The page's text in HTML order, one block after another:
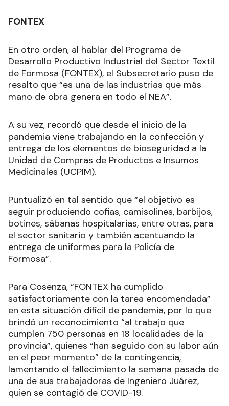
FONTEX
En otro orden, al hablar del Programa de
Desarrollo Productivo Industrial del Sector Textil
de Formosa (FONTEX), el Subsecretario puso de
resalto que “es una de las industrias que más
mano de obra genera en todo el NEA”.
A su vez, recordó que desde el inicio de la
pandemia viene trabajando en la confección y
entrega de los elementos de bioseguridad a la
Unidad de Compras de Productos e Insumos
Medicinales (UCPIM).
Puntualizó en tal sentido que “el objetivo es
seguir produciendo cofias, camisolines, barbijos,
botines, sábanas hospitalarias, entre otras, para
el sector sanitario y también acentuando la
entrega de uniformes para la Policía de
Formosa”.
Para Cosenza, “FONTEX ha cumplido
satisfactoriamente con la tarea encomendada”
en esta situación difícil de pandemia, por lo que
brindó un reconocimiento “al trabajo que
cumplen 750 personas en 18 localidades de la
provincia”, quienes “han seguido con su labor aún
en el peor momento” de la contingencia,
lamentando el fallecimiento la semana pasada de
una de sus trabajadoras de Ingeniero Juárez,
quien se contagió de COVID-19.